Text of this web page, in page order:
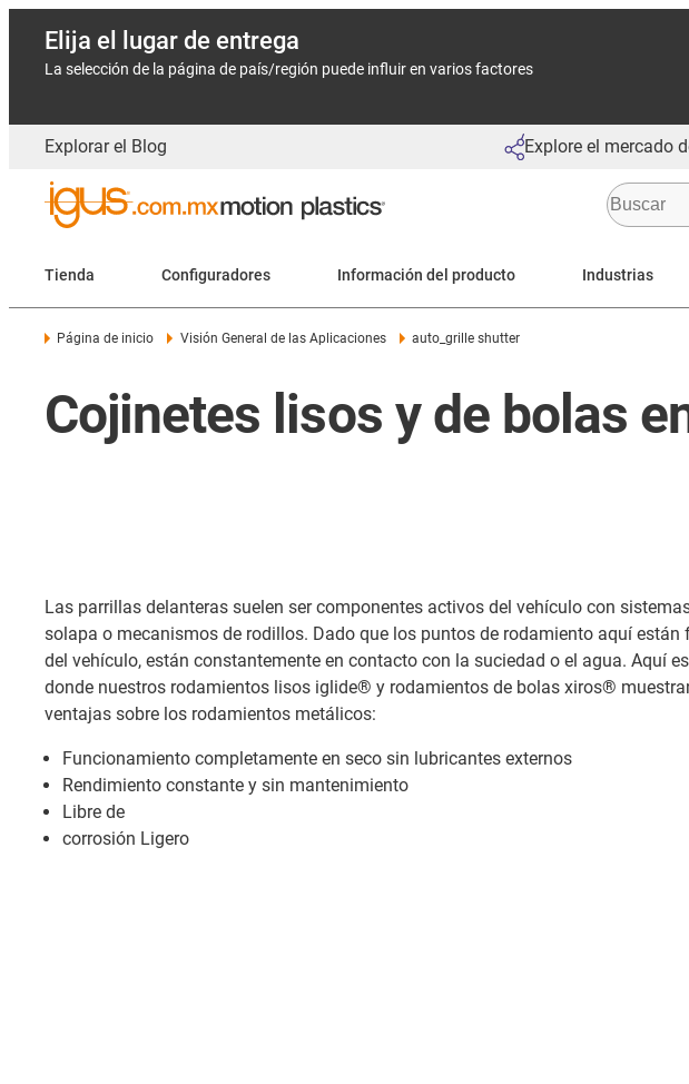
Elija el lugar de entrega
La selección de la página de país/región puede influir en varios factores
Explorar el Blog Explore el mercado
Tienda Configuradores Información del producto Industrias
Página de inicio Visión General de las Aplicaciones auto_grille shutter
Cojinetes lisos y de bolas
Las parrillas delanteras suelen ser componentes activos del vehículo con
solapa o mecanismos de rodillos. Dado que los puntos de rodamiento aquí están
del vehículo, están constantemente en contacto con la suciedad o el agua. Aquí es
donde nuestros rodamientos lisos iglide® y rodamientos de bolas xiros®
ventajas sobre los rodamientos metálicos:
Funcionamiento completamente en seco sin lubricantes externos
Rendimiento constante y sin mantenimiento
Libre de
corrosión Ligero